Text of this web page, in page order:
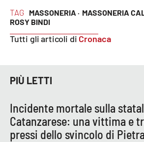
Le perfidie di Antonella Grippo
Venti di comunicazione
STREAMING
LaC TV
LaC Network
TAG MASSONERIA · MASSONERIA
ROSY BINDI
Tutti gli articoli di Cronaca
PIÙ LETTI
Incidente mortale sulla
Catanzarese: una vittima e
pressi dello svincolo di